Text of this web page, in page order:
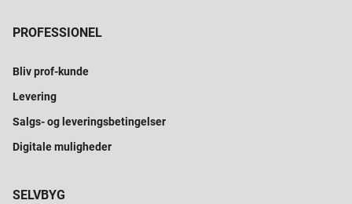
PROFESSIONEL
Bliv prof-kunde
Levering
Salgs- og leveringsbetingelser
Digitale muligheder
SELVBYG